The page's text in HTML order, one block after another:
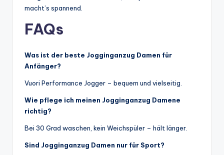
macht’s spannend.
FAQs
Was ist der beste Jogginganzug Damen für
Anfänger?
Vuori Performance Jogger – bequem und vielseitig.
Wie pflege ich meinen Jogginganzug Damene
richtig?
Bei 30 Grad waschen, kein Weichspüler – hält länger.
Sind Jogginganzug Damen nur für Sport?